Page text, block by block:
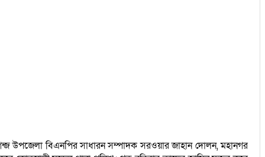
উপজেলা বিএনপির সাধারন সম্পাদক সরওয়ার জাহান দোলন, মহানগর